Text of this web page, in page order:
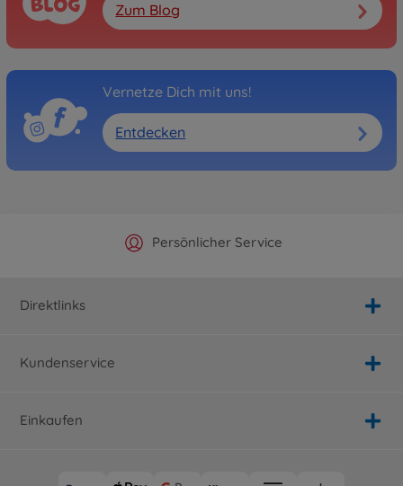
Zum Blog
Vernetze Dich mit uns!
Entdecken
Offizieller Hersteller Shop
Persönlicher Service
Versandkostenfrei ab 25€
Schnelle Lieferung
Direktlinks
Kundenservice
Einkaufen